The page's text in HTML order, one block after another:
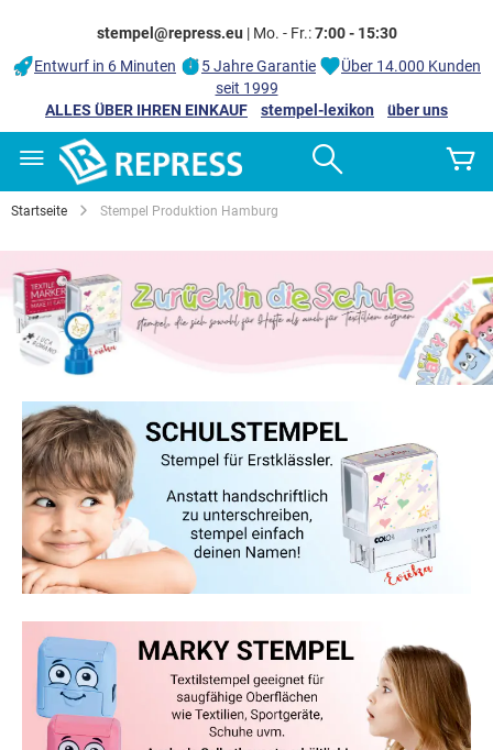
stempel@repress.eu | Mo. - Fr.:7:00 - 15:30
Entwurf in 6 Minuten
5 Jahre Garantie
Über 14.000 Kunden
seit 1999
ALLES ÜBER IHREN EINKAUF
stempel-lexikon
über uns
Startseite Stempel Produktion Hamburg